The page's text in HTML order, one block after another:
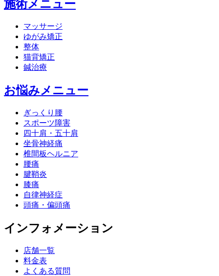
施術メニュー
マッサージ
ゆがみ矯正
整体
猫背矯正
鍼治療
お悩みメニュー
ぎっくり腰
スポーツ障害
四十肩・五十肩
坐骨神経痛
椎間板ヘルニア
腰痛
腱鞘炎
膝痛
自律神経症
頭痛・偏頭痛
インフォメーション
店舗一覧
料金表
よくある質問